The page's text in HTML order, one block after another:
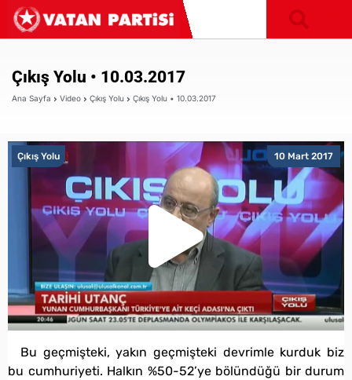
Çıkış Yolu • 10.03.2017
Ana Sayfa Video Çıkış Yolu Çıkış Yolu • 10.03.2017
10 Mart 2017
Çıkış Yolu
Bu geçmişteki, yakın geçmişteki devrimle kurduk biz
bu cumhuriyeti. Halkın %50-52’ye bölündüğü bir durum